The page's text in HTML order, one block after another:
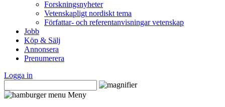
Forskningsnyheter
Vetenskapligt nordiskt tema
Författar- och referentanvisningar vetenskap
Jobb
Köp & Sälj
Annonsera
Prenumerera
Logga in
Meny